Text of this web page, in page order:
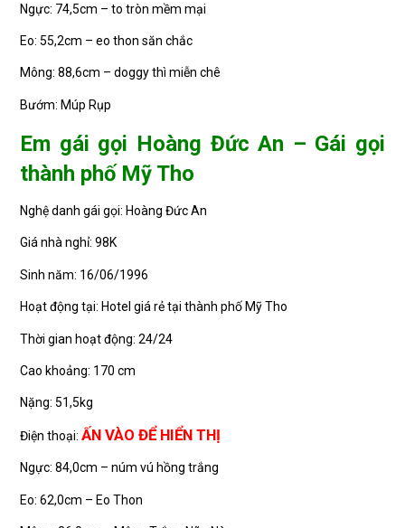
Ngực: 74,5cm – to tròn mềm mại
Eo: 55,2cm – eo thon săn chắc
Mông: 88,6cm – doggy thì miễn chê
Bướm: Múp Rụp
Em gái gọi Hoàng Đức An – Gái gọi
thành phố Mỹ Tho
Nghệ danh gái gọi: Hoàng Đức An
Giá nhà nghỉ: 98K
Sinh năm: 16/06/1996
Hoạt động tại: Hotel giá rẻ tại thành phố Mỹ Tho
Thời gian hoạt động: 24/24
Cao khoảng: 170 cm
Nặng: 51,5kg
Điện thoại:ẤN VÀO ĐỂ HIỂN THỊ
Ngực: 84,0cm – núm vú hồng trắng
Eo: 62,0cm – Eo Thon